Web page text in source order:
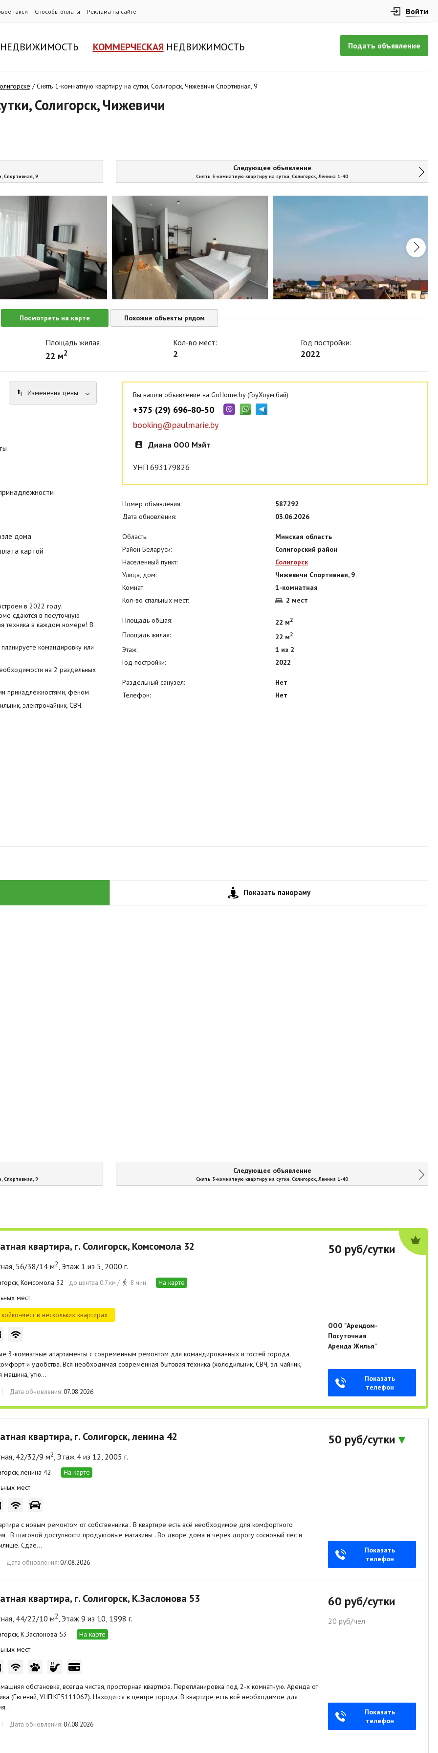
такси Способы оплаты Реклама на сайте Войти
Подать объявление
НЕДВИЖИМОСТЬ КОММЕРЧЕСКАЯ НЕДВИЖИМОСТЬ
/Снять 1-комнатную квартиру на сутки, Солигорск, Чижевичи Спортивная, 9
Солигорск, Чижевичи
Спортивная, 9
Следующее объявление
Снять 3-комнатную квартиру на сутки, Солигорск, Ленина 1-40
Посмотреть на карте Похожие объекты рядом
Площадь жилая:
22 м2
Кол-во мест:
2
Год постройки:
2022
Изменения цены
дома
картой
в 2022 году.
сдаются в посуточную
техника в каждом номере! В
командировку или
на 2 раздельных
принадлежностями, феном
электрочайник, СВЧ.
Вы нашли объявление на GoHome.by (ГоуХоум.бай)
+375 (29) 696-80-50
booking@paulmarie.by
Диана ООО Мэйт
УНП 693179826
Номер объявления:
587292
Дата обновления:
03.06.2026
Область:
Минская область
Район Беларуси:
Солигорский район
Населенный пункт:
Солигорск
Улица, дом:
Чижевичи Спортивная, 9
Комнат:
1-комнатная
Кол-во спальных мест:
2 мест
Площадь общая: 22 м2
Площадь жилая: 22 м2
Этаж:
1 из 2
Год постройки:
2022
Раздельный санузел:
Нет
Телефон:
Нет
Показать панораму
Спортивная, 9
Следующее объявление
Снять 3-комнатную квартиру на сутки, Солигорск, Ленина 1-40
квартира, г. Солигорск, Комсомола 32
56/38/14 м2, Этаж 1 из 5, 2000 г.
Комсомола 32 до центра 0.7 км / 8 мин
На карте
мест
койко-мест в нескольких квартирах
3-комнатные апартаменты с современным ремонтом для командированных и гостей города,
и удобства. Вся необходимая современная бытовая техника (холодильник, СВЧ, эл. чайник,
машина, утю…
Дата обновления:07.08.2026
50 руб/сутки
ООО "Арендом-
Посуточная
Аренда Жилья"
Показать
телефон
квартира, г. Солигорск, ленина 42
42/32/9 м2, Этаж 4 из 12, 2005 г.
ленина 42
На карте
мест
с новым ремонтом от собственника . В квартире есть всё необходимое для комфортного
. В шаговой доступности продуктовые магазины . Во дворе дома и через дорогу сосновый лес и
Сдае…
Дата обновления:07.08.2026
50 руб/сутки
Показать
телефон
квартира, г. Солигорск, К.Заслонова 53
44/22/10 м2, Этаж 9 из 10, 1998 г.
К.Заслонова 53
На карте
мест
обстановка, всегда чистая, просторная квартира. Перепланировка под 2-х комнатную. Аренда от
(Евгений, УНП:КЕ5111067). Находится в центре города. В квартире есть всё необходимое для
Дата обновления:07.08.2026
60 руб/сутки
20 руб/чел
Показать
телефон